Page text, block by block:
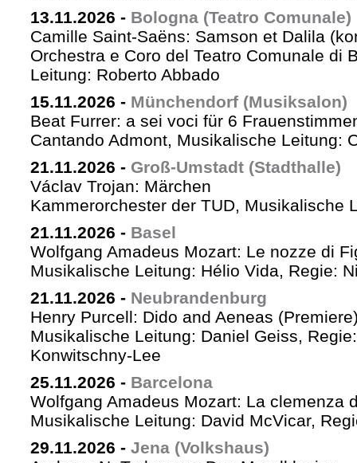
13.11.2026 - Bologna (Teatro Comunale)
Camille Saint-Saëns: Samson et Dalila
Orchestra e Coro del Teatro Comunale di
Leitung: Roberto Abbado
15.11.2026 - Münchendorf (Musiksalon)
Beat Furrer: a sei voci für 6
Cantando Admont, Musikalische Leitung:
21.11.2026 - Groß-Umstadt (Stadthalle)
Václav Trojan: Märchen
Kammerorchester der TUD, Musikalische
21.11.2026 - Basel
Wolfgang Amadeus Mozart: Le nozze di
Musikalische Leitung: Hélio Vida, Regie:
21.11.2026 - Neubrandenburg
Henry Purcell: Dido and Aeneas
Musikalische Leitung: Daniel Geiss,
Konwitschny-Lee
25.11.2026 - Barcelona
Wolfgang Amadeus Mozart: La clemenza
Musikalische Leitung: David McVicar,
29.11.2026 - Jena (Volkshaus)